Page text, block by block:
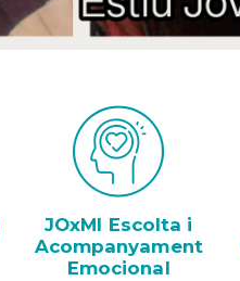
Orientació
formativa
ensenyaments
JOxMI Escolta i
Acompanyament
Emocional